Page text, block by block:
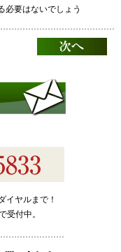
必要はないでしょう
イヤルまで！
受付中。